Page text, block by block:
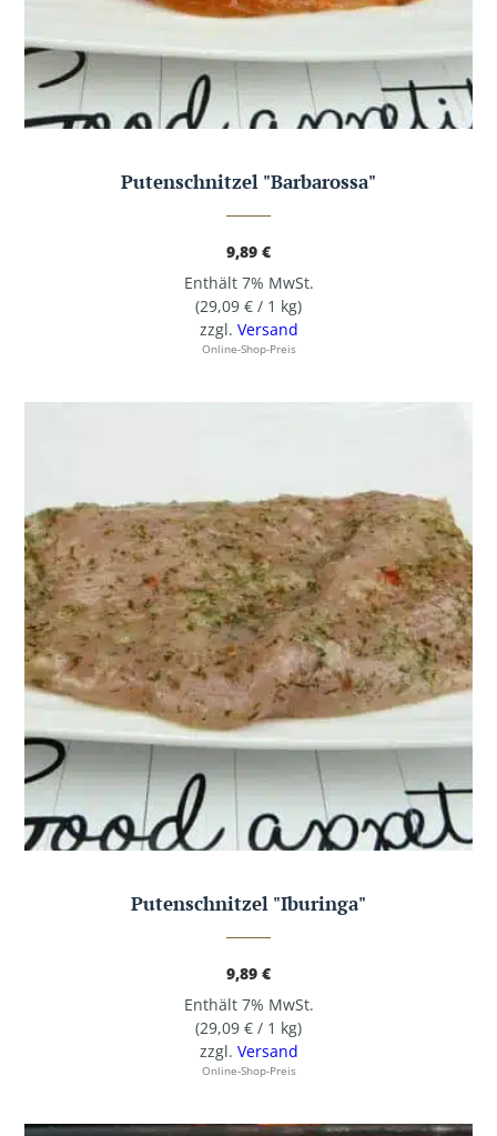
Putenschnitzel "Barbarossa"
9,89 €
Enthält 7% MwSt.
(29,09 € / 1 kg)
zzgl. Versand
Online-Shop-Preis
Putenschnitzel "Iburinga"
9,89 €
Enthält 7% MwSt.
(29,09 € / 1 kg)
zzgl. Versand
Online-Shop-Preis